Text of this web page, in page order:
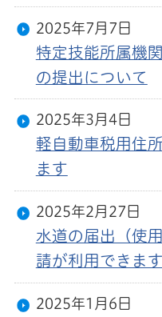
2025年7月7日
特定技能所属機
の提出について
2025年3月4日
軽自動車税用住
ます
2025年2月27日
水道の届出（使
請が利用できます
2025年1月6日